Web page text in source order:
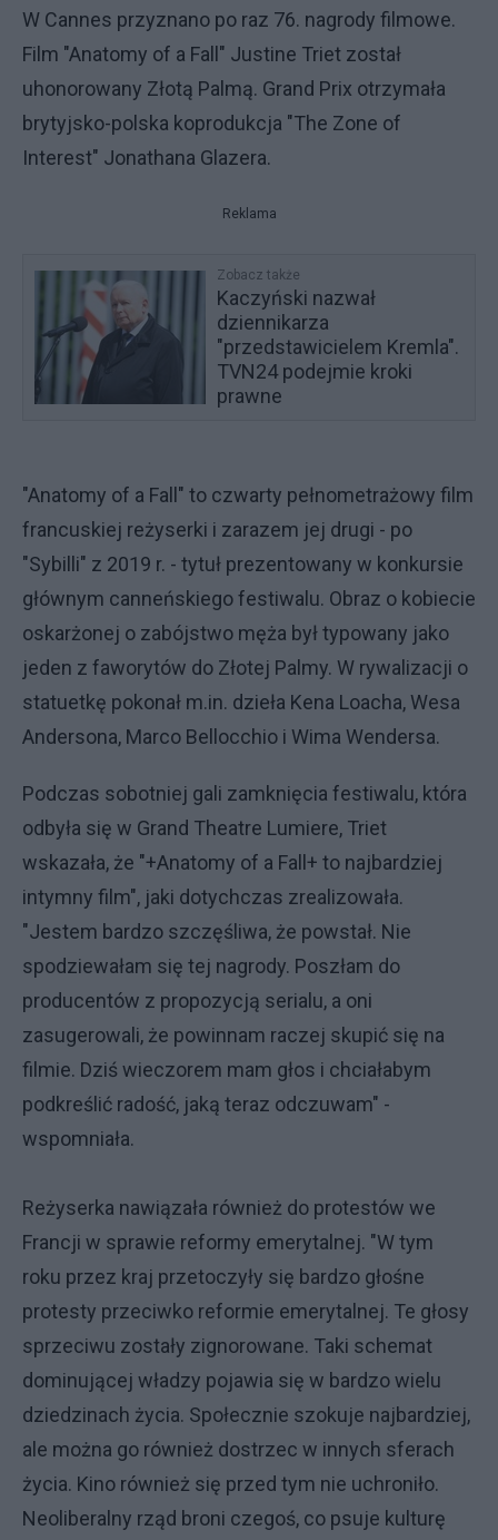
W Cannes przyznano po raz 76. nagrody filmowe.
Film "Anatomy of a Fall" Justine Triet został
uhonorowany Złotą Palmą. Grand Prix otrzymała
brytyjsko-polska koprodukcja "The Zone of
Interest" Jonathana Glazera.
Reklama
Zobacz także
Kaczyński nazwał
dziennikarza
"przedstawicielem Kremla".
TVN24 podejmie kroki
prawne
"Anatomy of a Fall" to czwarty pełnometrażowy film
francuskiej reżyserki i zarazem jej drugi - po
"Sybilli" z 2019 r. - tytuł prezentowany w konkursie
głównym canneńskiego festiwalu. Obraz o kobiecie
oskarżonej o zabójstwo męża był typowany jako
jeden z faworytów do Złotej Palmy. W rywalizacji o
statuetkę pokonał m.in. dzieła Kena Loacha, Wesa
Andersona, Marco Bellocchio i Wima Wendersa.
Podczas sobotniej gali zamknięcia festiwalu, która
odbyła się w Grand Theatre Lumiere, Triet
wskazała, że "+Anatomy of a Fall+ to najbardziej
intymny film", jaki dotychczas zrealizowała.
"Jestem bardzo szczęśliwa, że powstał. Nie
spodziewałam się tej nagrody. Poszłam do
producentów z propozycją serialu, a oni
zasugerowali, że powinnam raczej skupić się na
filmie. Dziś wieczorem mam głos i chciałabym
podkreślić radość, jaką teraz odczuwam" -
wspomniała.
Reżyserka nawiązała również do protestów we
Francji w sprawie reformy emerytalnej. "W tym
roku przez kraj przetoczyły się bardzo głośne
protesty przeciwko reformie emerytalnej. Te głosy
sprzeciwu zostały zignorowane. Taki schemat
dominującej władzy pojawia się w bardzo wielu
dziedzinach życia. Społecznie szokuje najbardziej,
ale można go również dostrzec w innych sferach
życia. Kino również się przed tym nie uchroniło.
Neoliberalny rząd broni czegoś, co psuje kulturę